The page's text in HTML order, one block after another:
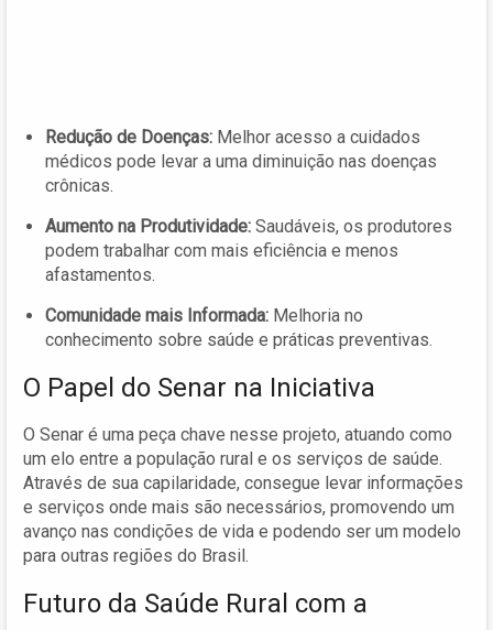
Redução de Doenças: Melhor acesso a cuidados
médicos pode levar a uma diminuição nas doenças
crônicas.
Aumento na Produtividade: Saudáveis, os produtores
podem trabalhar com mais eficiência e menos
afastamentos.
Comunidade mais Informada: Melhoria no
conhecimento sobre saúde e práticas preventivas.
O Papel do Senar na Iniciativa
O Senar é uma peça chave nesse projeto, atuando como
um elo entre a população rural e os serviços de saúde.
Através de sua capilaridade, consegue levar informações
e serviços onde mais são necessários, promovendo um
avanço nas condições de vida e podendo ser um modelo
para outras regiões do Brasil.
Futuro da Saúde Rural com a